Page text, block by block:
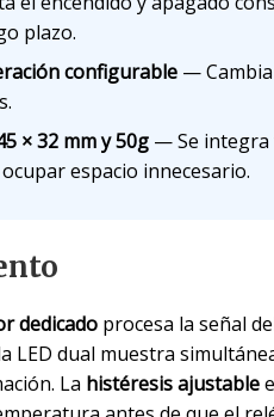
plazo.
configurable— Cambia
× 32 mm y 50g— Se integra
espacio innecesario.
dedicadoprocesa la señal
LED dual muestra
La histéresis ajustable